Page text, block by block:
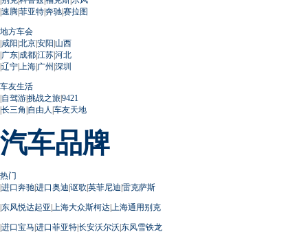
|速腾|菲亚特|奔驰|赛拉图
地方车会
|咸阳|北京|安阳|山西
|广东|成都|江苏|河北
|辽宁| 上海|广州 |深圳
车友生活
|自驾游|挑战之旅|9421
|长三角 |自由人 |车友天地
汽车品牌
热门
|进口奔驰|进口奥迪|讴歌|英菲尼迪|雷克萨斯
|东风悦达起亚| 上海大众斯柯达| 上海通用别克
|进口宝马|进口菲亚特|长安沃尔沃|东风雪铁龙